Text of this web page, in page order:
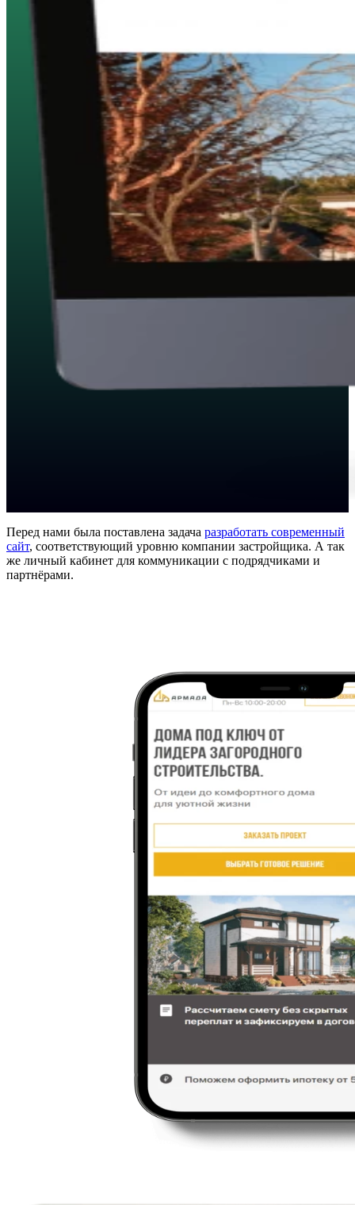
Перед нами была поставлена задача разработать современный
сайт, соответствующий уровню компании застройщика. А так
же личный кабинет для коммуникации с подрядчиками и
партнёрами.